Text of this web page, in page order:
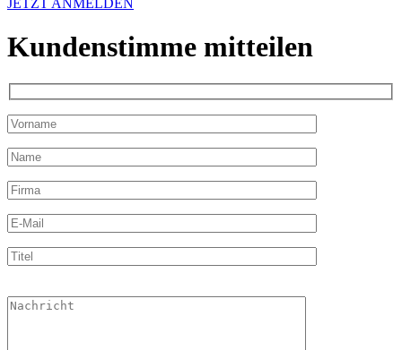
JETZT ANMELDEN
Kundenstimme mitteilen
lasse